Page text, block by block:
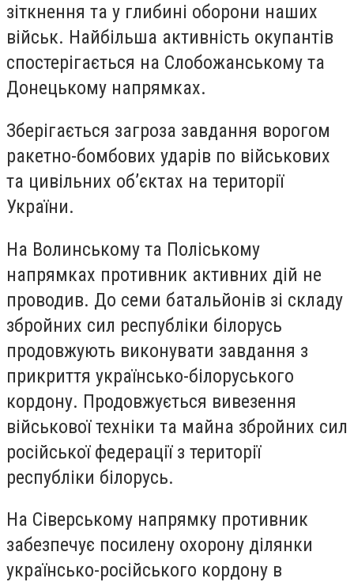
зіткнення та у глибині оборони наших
військ. Найбільша активність окупантів
спостерігається на Слобожанському та
Донецькому напрямках.
Зберігається загроза завдання ворогом
ракетно-бомбових ударів по військових
та цивільних об’єктах на території
України.
На Волинському та Поліському
напрямках противник активних дій не
проводив. До семи батальйонів зі складу
збройних сил республіки білорусь
продовжують виконувати завдання з
прикриття українсько-білоруського
кордону. Продовжується вивезення
військової техніки та майна збройних сил
російської федерації з території
республіки білорусь.
На Сіверському напрямку противник
забезпечує посилену охорону ділянки
українсько-російського кордону в